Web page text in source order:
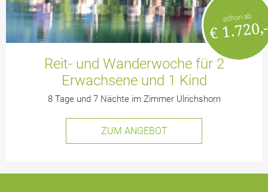
schon ab
€
Reit- und Wanderwoche für 2
Erwachsene und 1 Kind
8 Tage und 7 Nächte im Zimmer Ulrichshorn
ZUM ANGEBOT